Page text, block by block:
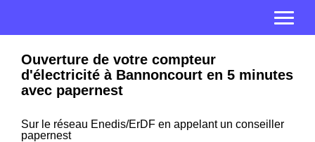
Ouverture de votre compteur
d'électricité à Bannoncourt en 5 minutes
avec papernest
Sur le réseau Enedis/ErDF en appelant un conseiller
papernest